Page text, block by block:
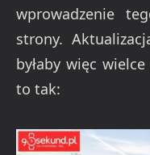
wprowadzenie
strony.
byłaby więc
to tak: